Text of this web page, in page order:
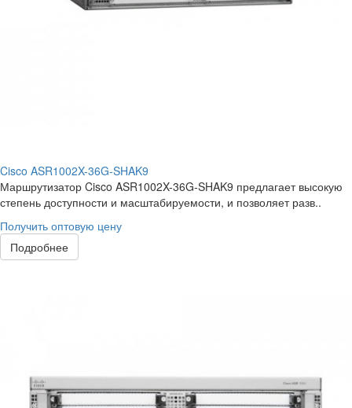
Cisco ASR1002X-36G-SHAK9
Маршрутизатор Cisco ASR1002X-36G-SHAK9 предлагает высокую
степень доступности и масштабируемости, и позволяет разв..
Получить оптовую цену
Подробнее